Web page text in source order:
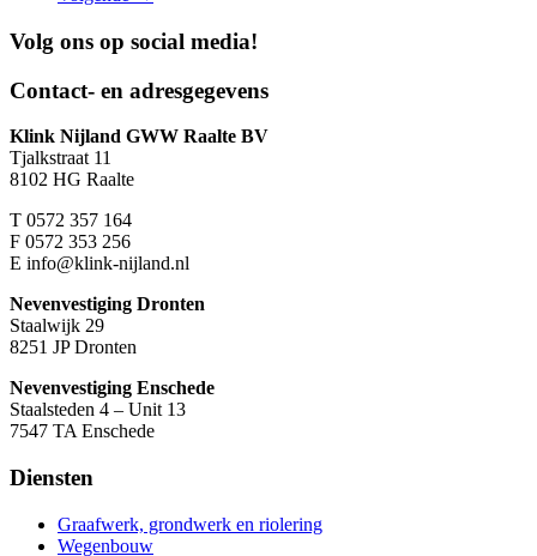
Volg ons op social media!
Contact- en adresgegevens
Klink Nijland GWW Raalte BV
Tjalkstraat 11
8102 HG Raalte
T 0572 357 164
F 0572 353 256
E info@klink-nijland.nl
Nevenvestiging Dronten
Staalwijk 29
8251 JP Dronten
Nevenvestiging Enschede
Staalsteden 4 – Unit 13
7547 TA Enschede
Diensten
Graafwerk, grondwerk en riolering
Wegenbouw